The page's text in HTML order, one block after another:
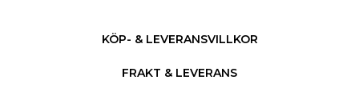
KÖP- & LEVERANSVILLKOR
FRAKT & LEVERANS